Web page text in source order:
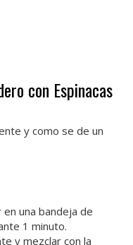
con Espinacas
y como se de un
una bandeja de
1 minuto.
y mezclar con la